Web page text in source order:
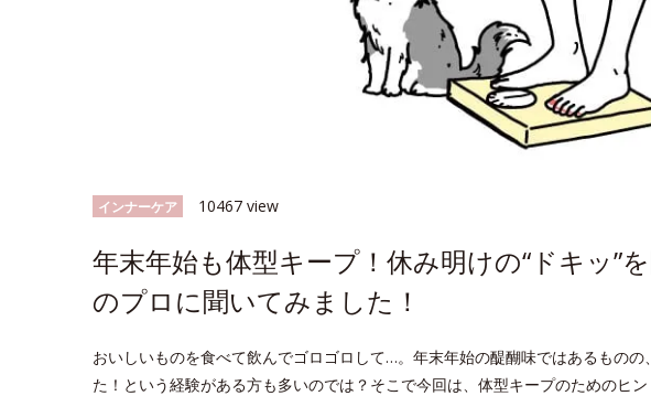
インナーケア 10467 view
年末年始も体型キープ！休み明けの“ドキッ”
のプロに聞いてみました！
おいしいものを食べて飲んでゴロゴロして…。年末年始の醍醐味ではあるもの
た！という経験がある方も多いのでは？そこで今回は、体型キープのためのヒ